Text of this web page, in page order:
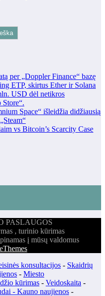
per „Doppler Finance“ bazę
ETP, skirtus Ether ir Solana
USD dėl netikros
Space“ išleidžia didžiausią
vs Bitcoin’s Scarcity Case
PASLAUGOS
, turinio kūrimas
į mūsų valdomus
konsultacijos - Skaidrių
- Miesto
kūrimas - Veidoskaita -
- Kauno naujienos -